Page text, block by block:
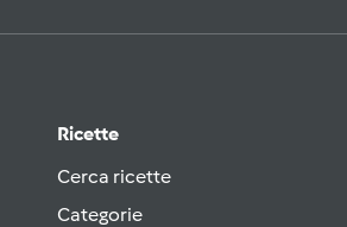
Ricette
Cerca ricette
Categorie